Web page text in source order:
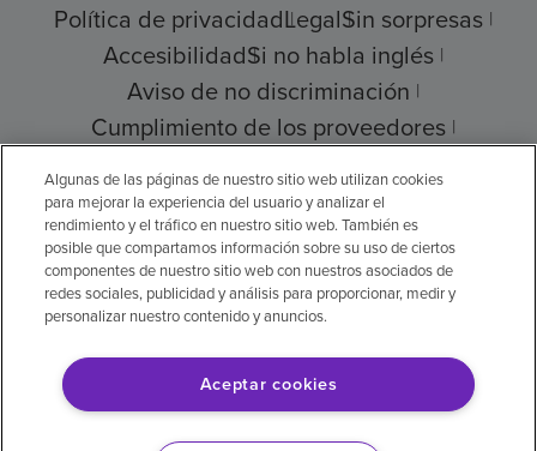
Política de privacidadLegalSin sorpresas
AccesibilidadSi no habla inglés
Aviso de no discriminación
Cumplimiento de los proveedores
Transparencia de precios
© 2026 Encompass Health Corporation
Preferencias de cookies
Aviso legal: Se tradujo con la ayuda de
inteligencia artificial (IA). La versión en inglés
Algunas de las páginas de nuestro sitio web utilizan cookies
para mejorar la experiencia del usuario y analizar el
rendimiento y el tráfico en nuestro sitio web. También es
posible que compartamos información sobre su uso de ciertos
componentes de nuestro sitio web con nuestros asociados de
redes sociales, publicidad y análisis para proporcionar, medir y
personalizar nuestro contenido y anuncios.
Aceptar cookies